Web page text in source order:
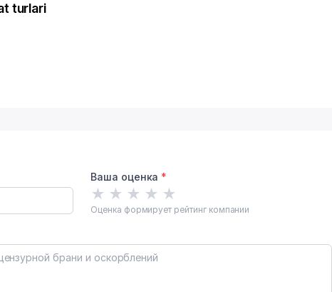
turlari
Ваша оценка *
★ ★ ★ ★ ★
Оценка формирует рейтинг компании